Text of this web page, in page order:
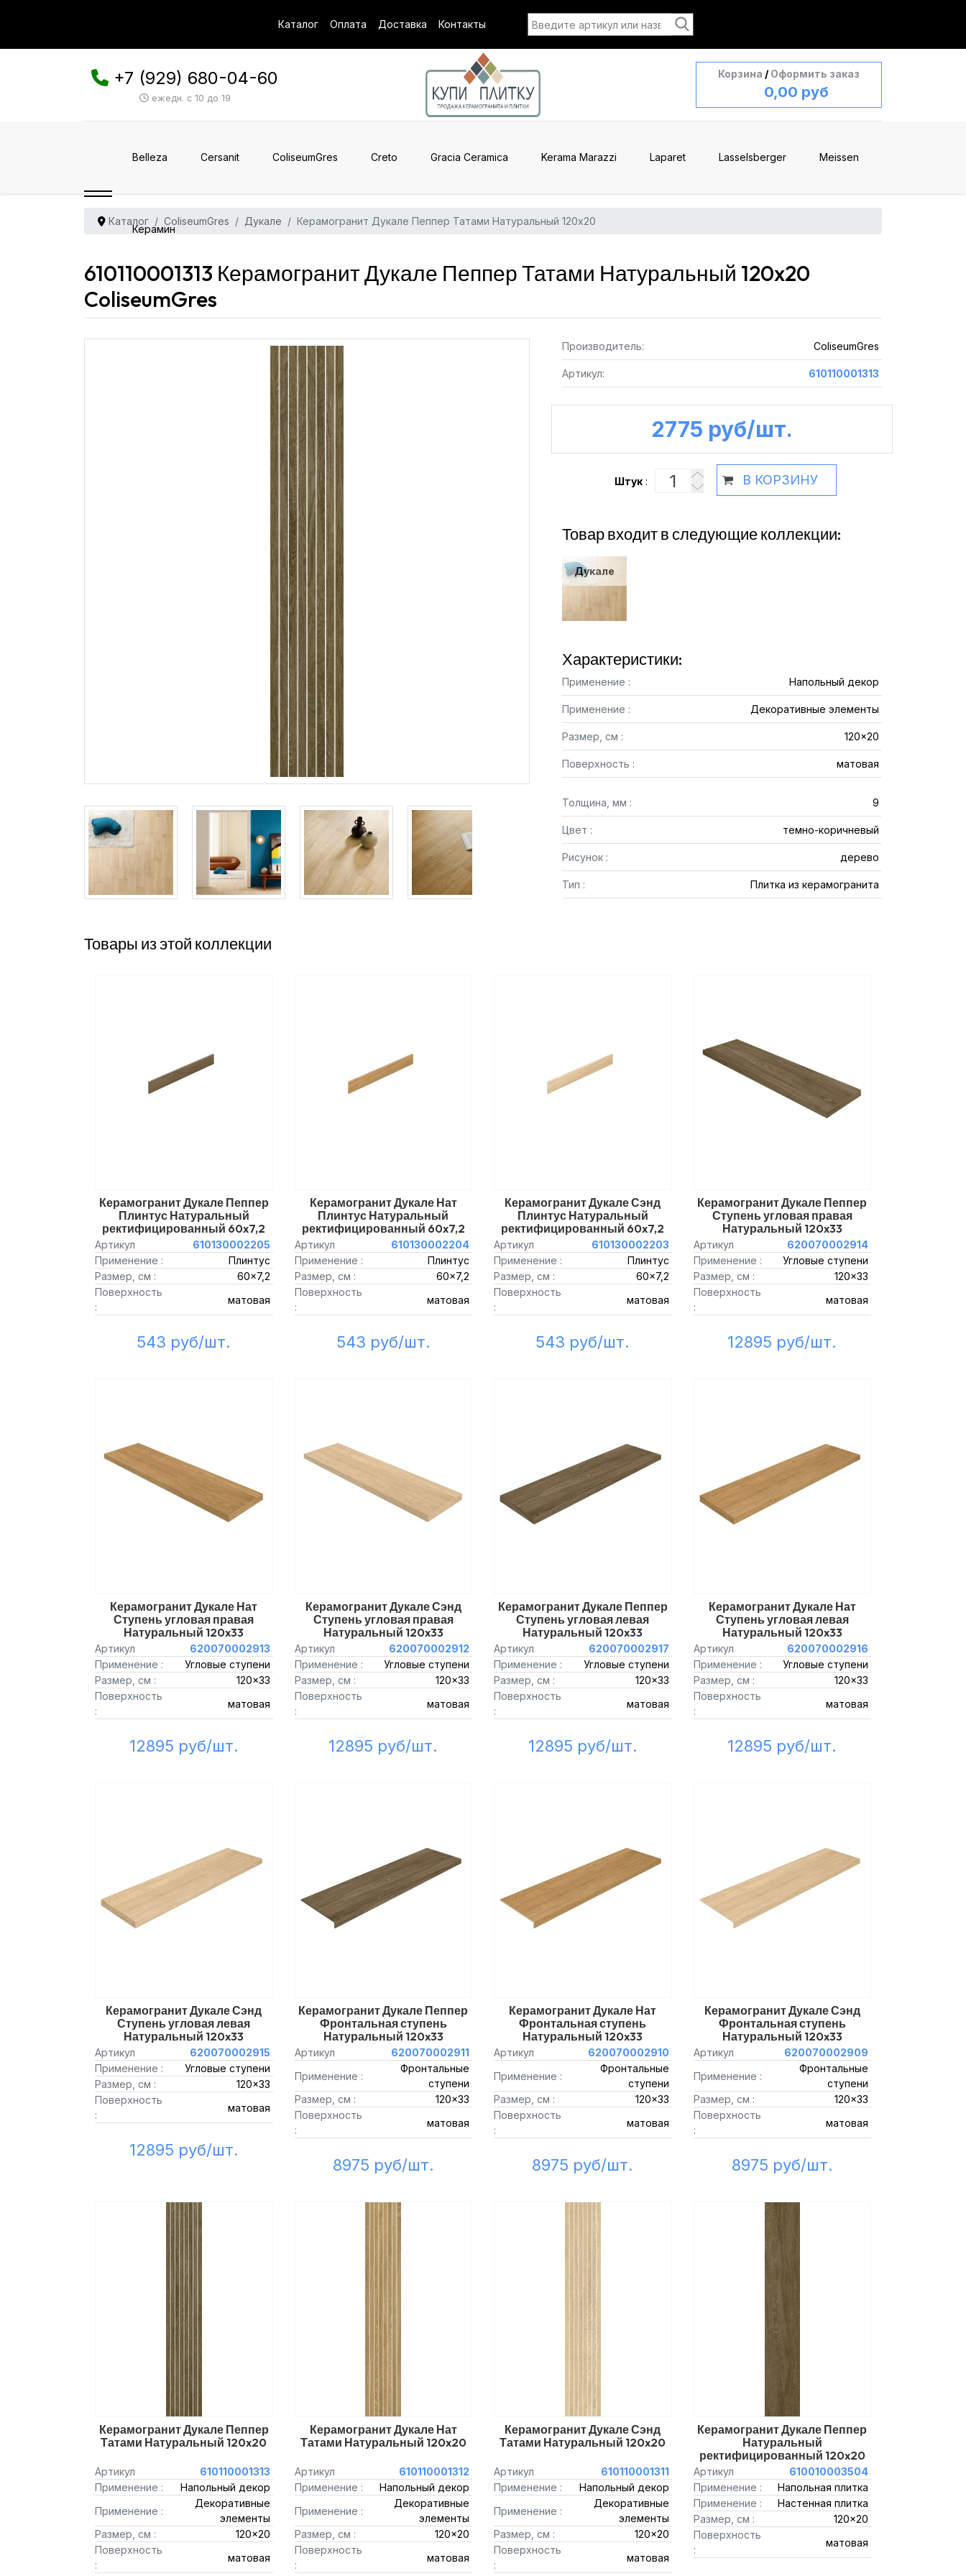
Каталог Оплата Доставка Контакты
+7 (929) 680-04-60
ежедн. с 10 до 19
Корзина / Оформить заказ
0,00 руб
Belleza Cersanit ColiseumGres Creto Gracia Ceramica Kerama Marazzi Laparet Lasselsberger Meissen
Керамин
Каталог ColiseumGres Дукале Керамогранит Дукале Пеппер Татами Натуральный 120x20
610110001313 Керамогранит Дукале Пеппер Татами Натуральный 120x20
ColiseumGres
Производитель: ColiseumGres
Артикул: 610110001313
2775 руб /шт.
Штук : В КОРЗИНУ
Товар входит в следующие коллекции:
Дукале
Характеристики:
Применение : Напольный декор
Применение : Декоративные элементы
Размер, см : 120x20
Поверхность : матовая
Толщина, мм : 9
Цвет : темно-коричневый
Рисунок : дерево
Тип : Плитка из керамогранита
Товары из этой коллекции
Керамогранит Дукале Пеппер
Плинтус Натуральный
ректифицированный 60x7,2
Артикул
610130002205
Применение :
Плинтус
Размер, см :
60x7,2
Поверхность
:
матовая
543 руб/шт.
Керамогранит Дукале Нат
Плинтус Натуральный
ректифицированный 60x7,2
Артикул
610130002204
Применение :
Плинтус
Размер, см :
60x7,2
Поверхность
:
матовая
543 руб/шт.
Керамогранит Дукале Сэнд
Плинтус Натуральный
ректифицированный 60x7,2
Артикул
610130002203
Применение :
Плинтус
Размер, см :
60x7,2
Поверхность
:
матовая
543 руб/шт.
Керамогранит Дукале Пеппер
Ступень угловая правая
Натуральный 120x33
Артикул
620070002914
Применение :
Угловые ступени
Размер, см :
120x33
Поверхность
:
матовая
12895 руб/шт.
Керамогранит Дукале Нат
Ступень угловая правая
Натуральный 120x33
Артикул
620070002913
Применение :
Угловые ступени
Размер, см :
120x33
Поверхность
:
матовая
12895 руб/шт.
Керамогранит Дукале Сэнд
Ступень угловая правая
Натуральный 120x33
Артикул
620070002912
Применение :
Угловые ступени
Размер, см :
120x33
Поверхность
:
матовая
12895 руб/шт.
Керамогранит Дукале Пеппер
Ступень угловая левая
Натуральный 120x33
Артикул
620070002917
Применение :
Угловые ступени
Размер, см :
120x33
Поверхность
:
матовая
12895 руб/шт.
Керамогранит Дукале Нат
Ступень угловая левая
Натуральный 120x33
Артикул
620070002916
Применение :
Угловые ступени
Размер, см :
120x33
Поверхность
:
матовая
12895 руб/шт.
Керамогранит Дукале Сэнд
Ступень угловая левая
Натуральный 120x33
Артикул
620070002915
Применение :
Угловые ступени
Размер, см :
120x33
Поверхность
:
матовая
12895 руб/шт.
Керамогранит Дукале Пеппер
Фронтальная ступень
Натуральный 120x33
Артикул
620070002911
Применение :
Фронтальные
ступени
Размер, см :
120x33
Поверхность
:
матовая
8975 руб/шт.
Керамогранит Дукале Нат
Фронтальная ступень
Натуральный 120x33
Артикул
620070002910
Применение :
Фронтальные
ступени
Размер, см :
120x33
Поверхность
:
матовая
8975 руб/шт.
Керамогранит Дукале Сэнд
Фронтальная ступень
Натуральный 120x33
Артикул
620070002909
Применение :
Фронтальные
ступени
Размер, см :
120x33
Поверхность
:
матовая
8975 руб/шт.
Керамогранит Дукале Пеппер
Татами Натуральный 120x20
Артикул
610110001313
Применение :
Напольный декор
Применение :
Декоративные
элементы
Размер, см :
120x20
Поверхность
:
матовая
Керамогранит Дукале Нат
Татами Натуральный 120x20
Артикул
610110001312
Применение :
Напольный декор
Применение :
Декоративные
элементы
Размер, см :
120x20
Поверхность
:
матовая
Керамогранит Дукале Сэнд
Татами Натуральный 120x20
Артикул
610110001311
Применение :
Напольный декор
Применение :
Декоративные
элементы
Размер, см :
120x20
Поверхность
:
матовая
Керамогранит Дукале Пеппер
Натуральный
ректифицированный 120x20
Артикул
610010003504
Применение :
Напольная плитка
Применение :
Настенная плитка
Размер, см :
120x20
Поверхность
:
матовая